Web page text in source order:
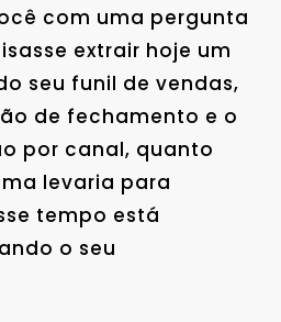
com uma pergunta
extrair hoje um
seu funil de vendas,
de fechamento e o
por canal, quanto
levaria para
tempo está
o seu